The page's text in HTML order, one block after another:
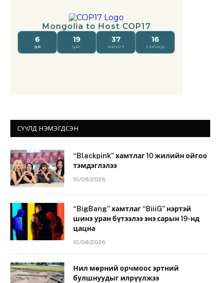
СҮҮЛД НЭМЭГДСЭН
“Blackpink” хамтлаг 10 жилийн ойгоо
тэмдэглэлээ
10/08/2026
“BigBang” хамтлаг “BiiiG” нэртэй
шинэ уран бүтээлээ энэ сарын 19-нд
цацна
10/08/2026
Нил мөрний орчмоос эртний
булшнуудыг илрүүлжээ